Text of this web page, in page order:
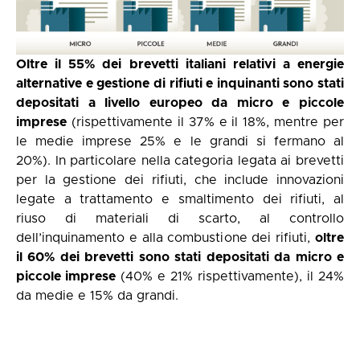
Oltre il 55% dei brevetti italiani relativi a energie
alternative e gestione di rifiuti e inquinanti sono stati
depositati a livello europeo da micro e piccole
imprese (rispettivamente il 37% e il 18%, mentre per
le medie imprese 25% e le grandi si fermano al
20%). In particolare nella categoria legata ai brevetti
per la gestione dei rifiuti, che include innovazioni
legate a trattamento e smaltimento dei rifiuti, al
riuso di materiali di scarto, al controllo
dell’inquinamento e alla combustione dei rifiuti, oltre
il 60% dei brevetti sono stati depositati da micro e
piccole imprese (40% e 21% rispettivamente), il 24%
da medie e 15% da grandi.